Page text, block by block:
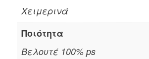
Χειμερινά
Ποιότητα
Βελουτέ 100% ps